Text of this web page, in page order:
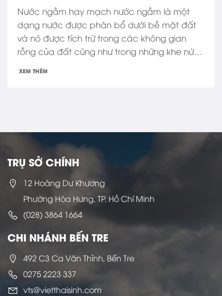
Nước ngầm hay mạch nước ngầm là một
dạng nước được phân bổ dưới bề mặt đất
và nó được tích trữ trong các không gian
rỗng của đất cũng như trong những khe nứt
XEM THÊM
TRỤ SỞ CHÍNH
12 Hoàng Dư Khương
Phường Hòa Hưng, TP. Hồ Chí Minh
(028) 3864 1664
CHI NHÁNH BẾN TRE
492 C3 Ca Văn Thỉnh, Bến Tre
0275 2223 337
vts@vietthaisinh.com